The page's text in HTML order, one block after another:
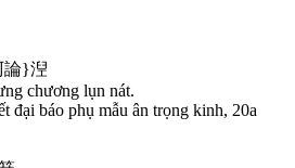
論}湼
chương lụn nát.
đại báo phụ mẫu ân trọng kinh, 20a